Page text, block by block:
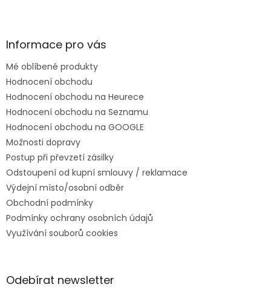
Informace pro vás
Mé oblíbené produkty
Hodnocení obchodu
Hodnocení obchodu na Heurece
Hodnocení obchodu na Seznamu
Hodnocení obchodu na GOOGLE
Možnosti dopravy
Postup při převzetí zásilky
Odstoupení od kupní smlouvy / reklamace
Výdejní místo/osobní odběr
Obchodní podmínky
Podmínky ochrany osobních údajů
Využívání souborů cookies
Odebírat newsletter